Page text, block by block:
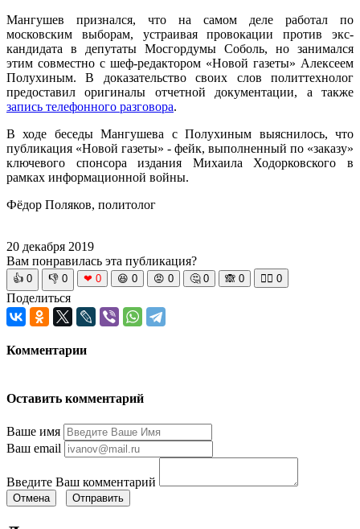
Мангушев признался, что на самом деле работал по
московским выборам, устраивая провокации против экс-
кандидата в депутаты Мосгордумы Соболь, но занимался
этим совместно с шеф-редактором «Новой газеты» Алексеем
Полухиным. В доказательство своих слов политтехнолог
предоставил оригиналы отчетной документации, а также
запись телефонного разговора.
В ходе беседы Мангушева с Полухиным выяснилось, что
публикация «Новой газеты» - фейк, выполненный по «заказу»
ключевого спонсора издания Михаила Ходорковского в
рамках информационной войны.
Фёдор Поляков, политолог
20 декабря 2019
Вам понравилась эта публикация?
👍 0 👎 0 ❤ 0 😆 0 😡 0 🤔 0 🙈 0 🧘‍♀️ 0
Поделиться
Комментарии
Оставить комментарий
Ваше имя
Ваш email
Введите Ваш комментарий
Отмена Отправить